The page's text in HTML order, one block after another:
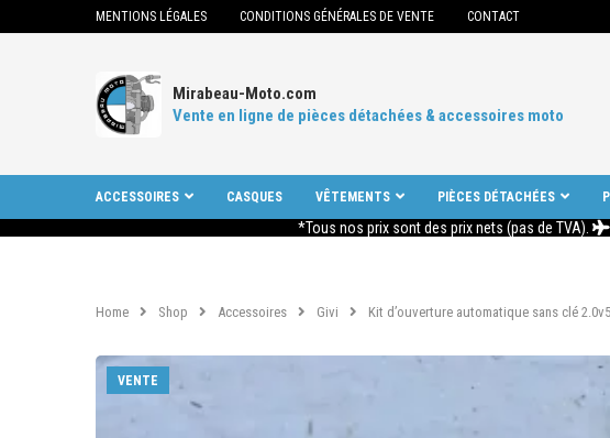
MENTIONS LÉGALES CONDITIONS GÉNÉRALES DE VENTE CONTACT
Mirabeau-Moto.com
Vente en ligne de pièces détachées & accessoires moto
ACCESSOIRES CASQUES VÊTEMENTS PIÈCES DÉTACHÉES
*Tous nos prix sont des prix nets (pas de TVA).
Home Shop Accessoires Givi Kit d’ouverture automatique sans clé
VENTE